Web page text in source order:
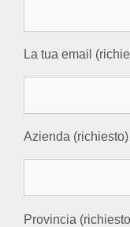
La tua email
Azienda (richiesto)
Provincia